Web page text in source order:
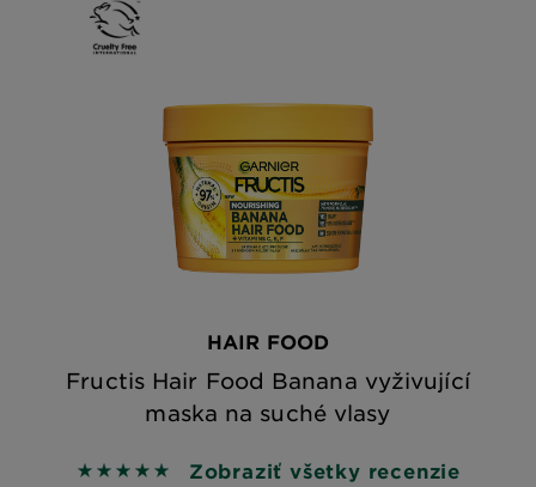
HAIR FOOD
Fructis Hair Food Banana vyživující
maska na suché vlasy
5 out of 5 stars based on reviews
Zobraziť všetky recenzie